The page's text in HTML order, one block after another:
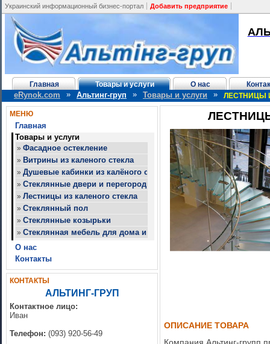
Украинский информационный бизнес-портал Добавить предприятие
Главная Товары и услуги О нас
eRynok.com » Альтинг-груп » Товары и услуги » ЛЕСТНИЦЫ
МЕНЮ
Главная
Товары и услуги
» Фасадное остекление
» Витрины из каленого стекла
» Душевые кабинки из калёного стекла
» Стеклянные двери и перегородки
» Лестницы из каленого стекла
» Стеклянный пол
» Стеклянные козырьки
» Стеклянная мебель для дома и офиса
О нас
Контакты
КОНТАКТЫ
АЛЬТИНГ-ГРУП
Контактное лицо:
Иван
Телефон: (093) 920-56-49
ОПИСАНИЕ ТОВАРА
Компания Альтинг-групп